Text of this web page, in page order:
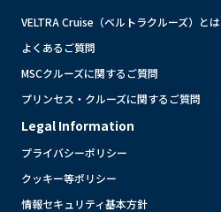
VELTRA Cruise（ベルトラクルーズ）とは
よくあるご質問
MSCクルーズに関するご質問
プリンセス・クルーズに関するご質問
Legal Information
プライバシーポリシー
クッキー等ポリシー
情報セキュリティ基本方針